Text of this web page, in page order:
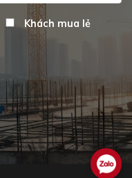
Khách mua lẻ